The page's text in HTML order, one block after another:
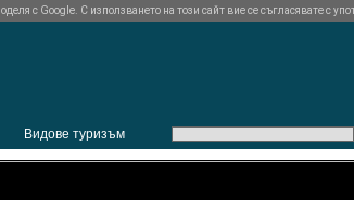
Видове туризъм
с Google. С използването на този сайт вие се съгласявате с